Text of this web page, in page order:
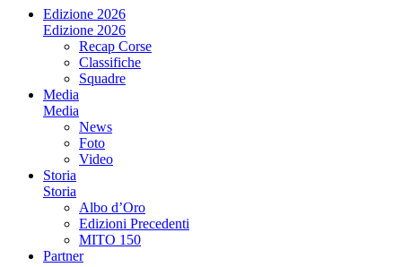
Edizione 2026
Edizione 2026
Recap Corse
Classifiche
Squadre
Media
Media
News
Foto
Video
Storia
Storia
Albo d’Oro
Edizioni Precedenti
MITO 150
Partner